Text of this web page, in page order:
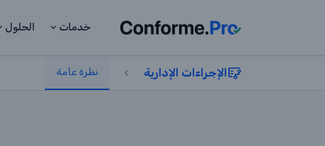
خدمات الحلول
الإجراءات الإدارية نظرة عامة